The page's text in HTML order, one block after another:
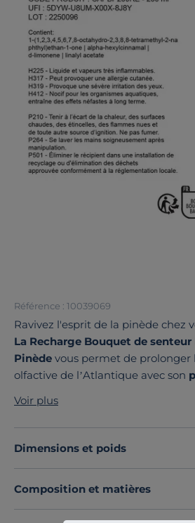
Référence : 10039069
Ravivez l'esprit de la pinède chez
La Recharge Bouquet de senteur
Pinède vous permet de prolonger
olfactive de l’Atlantique avec son
fraîcheur de l’eucalyptus et la
muscade. Une fragrance qui
apaisante entre sable et pins, où
ni phtalates, pour une ambiance
comme si vous y étiez.
Voir plus
Dimensions et poids
Composition et matières